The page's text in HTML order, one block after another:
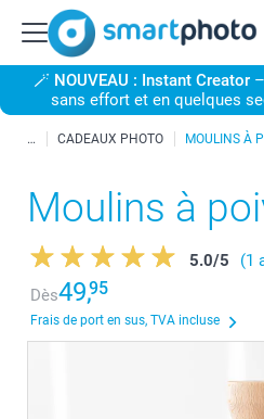
🪄 NOUVEAU : Instant Creator–
sans effort et en quelques
CADEAUX PHOTO MOULINS À
Moulins à
5.0/5
(1
Dès49,95
Frais de port en sus, TVA incluse